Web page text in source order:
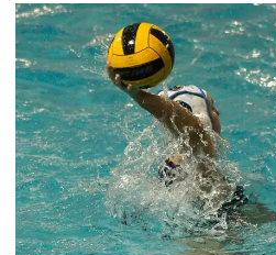
WATERPOLO
FEMENINO
–
LIGA
NACIONAL
–
FECHA
7